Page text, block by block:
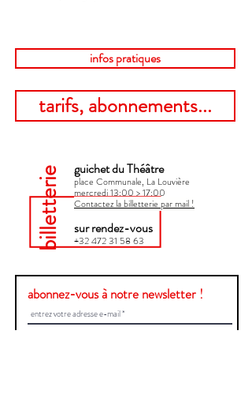
infos pratiques
tarifs, abonnements...
billetterie guichet du Théâtre
place Communale, La Louvière
mercredi 13:00 > 17:00​
Contactez la billetterie par mail !
sur rendez-vous
+32 472 31 58 63
abonnez-vous à notre newsletter !